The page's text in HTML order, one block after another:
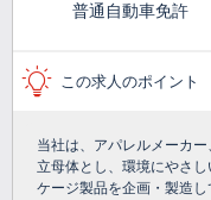
普通自動車免許
この求人のポイント
当社は、アパレルメーカ
立母体とし、環境にやさ
ケージ製品を企画・製造